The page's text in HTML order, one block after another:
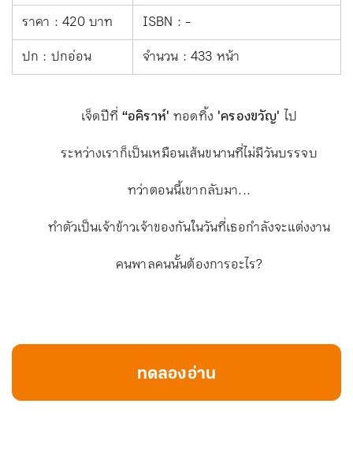
ราคา : 420 บาท
ISBN : -
ปก : ปกอ่อน
จำนวน : 433 หน้า
เจ็ดปีที่ “อคิราห์' ทอดทิ้ง 'ครองขวัญ' ไป
ระหว่างเราก็เป็นเหมือนเส้นขนานที่ไม่มีวันบรรจบ
ทว่าตอนนี้เขากลับมา...
ทำตัวเป็นเจ้าข้าวเจ้าของกันในวันที่เธอกำลังจะแต่งงาน
คนพาลคนนั้นต้องการอะไร?
ทดลองอ่าน